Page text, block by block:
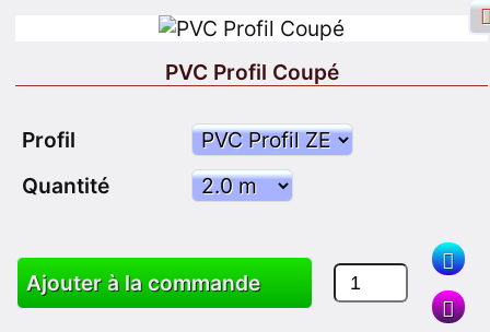
Identifiant Facebook Connexion
Chercher
PVC Profil Coupé
Profil
Quantité
Ajouter à la commande